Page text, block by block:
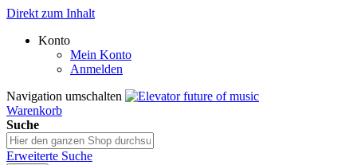
Direkt zum Inhalt
Konto
Mein Konto
Anmelden
Navigation umschalten
Warenkorb
Suche
Erweiterte Suche